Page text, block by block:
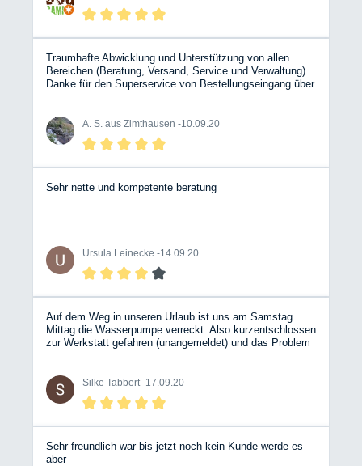
Traumhafte Abwicklung und Unterstützung von allen
Bereichen (Beratung, Versand, Service und Verwaltung) .
Danke für den Superservice von Bestellungseingang über
das alles innerhalb von 2(!) Tagen... WOW! BESSER
KANN ES WIRKLICH NICHT LAUFEN!! RIESENLOB
ANS BW TEAM
A. S. aus Zimthausen -10.09.20
Sehr nette und kompetente beratung
Ursula Leinecke -14.09.20
Auf dem Weg in unseren Urlaub ist uns am Samstag
Mittag die Wasserpumpe verreckt. Also kurzentschlossen
zur Werkstatt gefahren (unangemeldet) und das Problem
defekte Wasserpumpe getauscht. Alles gut erklärt,
entspannt und freundlich geblieben. Sehr netter und
zuvorkommender Service! Werkstatt und die eifrigen
Silke Tabbert -17.09.20
Sehr freundlich war bis jetzt noch kein Kunde werde es
aber